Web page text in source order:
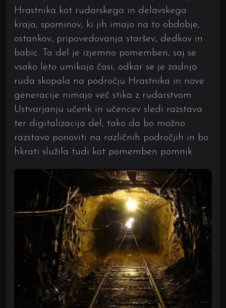
Hrastnika kot rudarskega in delavskega
kraja, spominov, ki jih imajo na to obdobje,
ostankov, pripovedovanja staršev, dedkov in
babic. Ta del je izjemno pomemben, saj se
vsako leto umikajo časi, odkar se je zadnja
ruda skopala na področju Hrastnika in nove
generacije nimajo več stika z rudarstvom.
Ustvarjanju učenk in učencev sledi razstava
ter digitalizacija del, tako da bo možno
razstavo ponoviti na različnih področjih in bo
hkrati služila tudi kot pomemben pomnik.